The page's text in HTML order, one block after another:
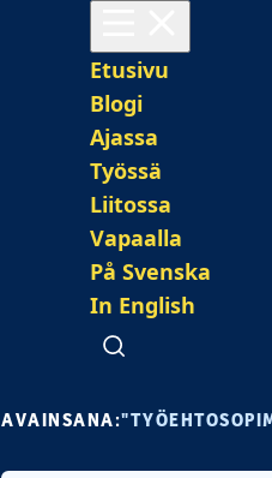
Päävalikko
Etusivu
Blogi
Ajassa
Työssä
Liitossa
Vapaalla
På Svenska
In English
Avaa haku
AVAINSANA: